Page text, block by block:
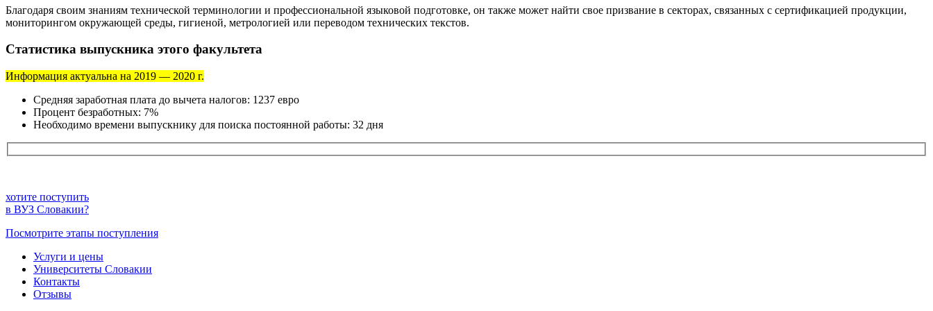
Благодаря своим знаниям технической терминологии и профессиональной языковой подготовке, он также может найти свое призвание в секторах, связанных с сертификацией продукции,
мониторингом окружающей среды, гигиеной, метрологией или переводом технических текстов.
Статистика выпускника этого факультета
Информация актуальна на 2019 — 2020 г.
Средняя заработная плата до вычета налогов: 1237 евро
Процент безработных: 7%
Необходимо времени выпускнику для поиска постоянной работы: 32 дня
хотите поступить
в ВУЗ Словакии?
Посмотрите этапы поступления
Услуги и цены
Университеты Словакии
Контакты
Отзывы